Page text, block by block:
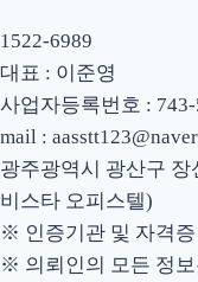
1522-6989
대표 : 이준영
사업자등록번호 :
mail :
광주광역시 광산구 장
비스타 오피스텔)
※ 인증기관 및 자격증
※ 의뢰인의 모든 정보